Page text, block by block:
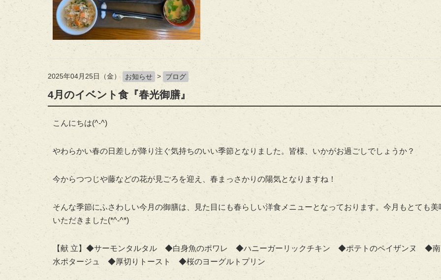
2025年04月25日（金） お知らせ > ブログ
4月のイベント食『春光御膳』
こんにちは(^-^)
やわらかい春の日差しが降り注ぐ気持ちのいい季節となりました。皆様、いかがお過ごしでしょうか？
今からつつじや藤などの花が見ごろを迎え、春まっさかりの陽気となりますね！
そんな季節にふさわしい今月の御膳は、見た目にも春らしい洋食メニューとなっております。今月もとても美
いただきました(*^-^*)
【献 立】◆サーモンタルタル ◆白身魚のポワレ ◆ハニーガーリックチキン ◆ポテトのペイザンヌ ◆南
水ポタージュ ◆厚切りトースト ◆桜のヨーグルトプリン